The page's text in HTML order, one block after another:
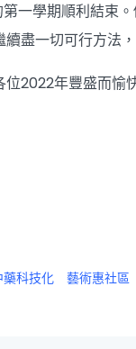
一學期順利結束
盡一切可行方法
2022年豐盛而愉
藥科技化 藝術惠社區